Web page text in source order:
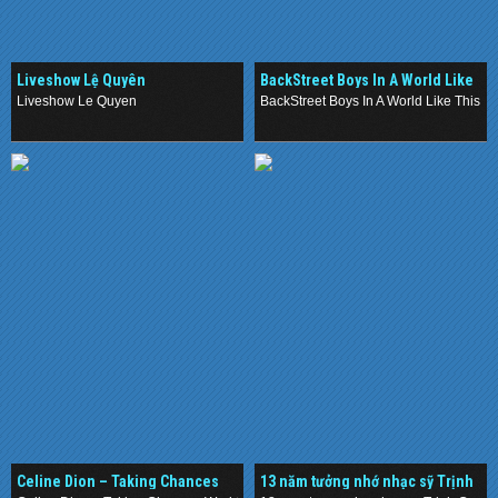
Liveshow Lệ Quyên
Liveshow Le Quyen
BackStreet Boys In A World Like
This Japan Tour (2013) ()
BackStreet Boys In A World Like This
Celine Dion – Taking Chances
13 năm tưởng nhớ nhạc sỹ Trịnh